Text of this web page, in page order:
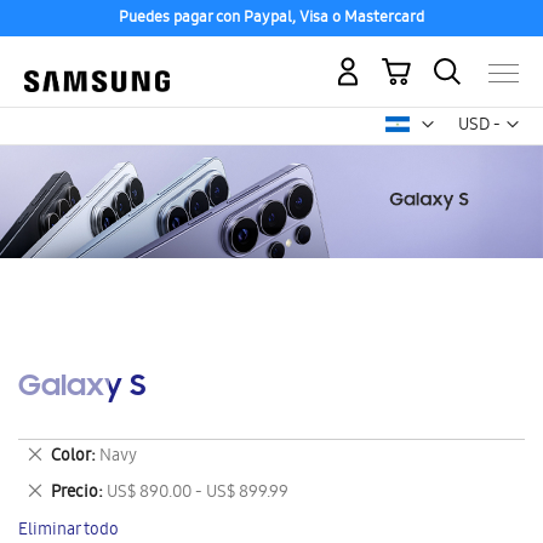
Puedes pagar con Paypal, Visa o Mastercard
USD -
dólar
Mi carrito
Galaxy S
Color Navy
Eliminar
este
artículo
Precio US$ 890.00 - US$ 899.99
Eliminar
este
Eliminar todo